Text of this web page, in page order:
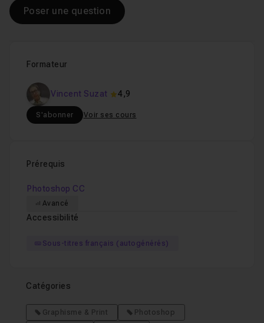
Formateur
Vincent Suzat 4,9
S'abonner Voir ses cours
Prérequis
Photoshop CC
Avancé
Accessibilité
Sous-titres français (autogénérés)
Catégories
Graphisme & Print
Photoshop
Poser une question